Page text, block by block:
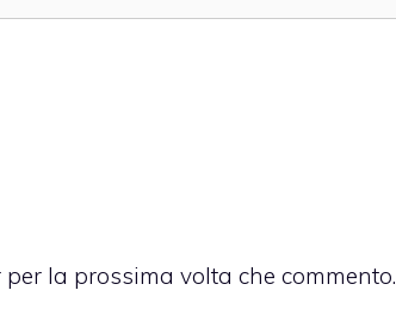
la prossima volta che commento.